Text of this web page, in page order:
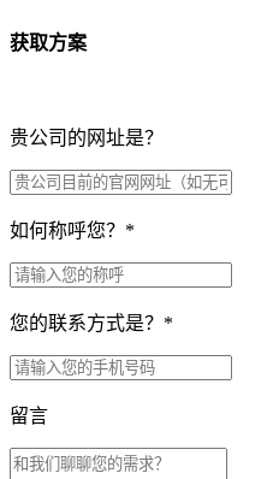
获取方案
贵公司的网址是？
如何称呼您？ *
您的联系方式是？ *
留言